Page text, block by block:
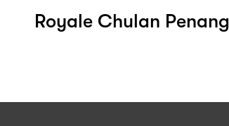
Royale Chulan Penang